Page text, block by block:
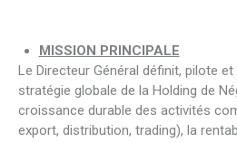
MISSION PRINCIPALE
Le Directeur Général définit, pilote
stratégie globale de la Holding de
croissance durable des activités
export, distribution, trading), la